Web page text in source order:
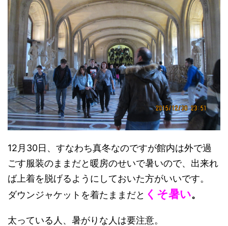
12月30日、すなわち真冬なのですが館内は外で過
ごす服装のままだと暖房のせいで暑いので、出来れ
ば上着を脱げるようにしておいた方がいいです。
ダウンジャケットを着たままだと くそ暑い。
太っている人、暑がりな人は要注意。